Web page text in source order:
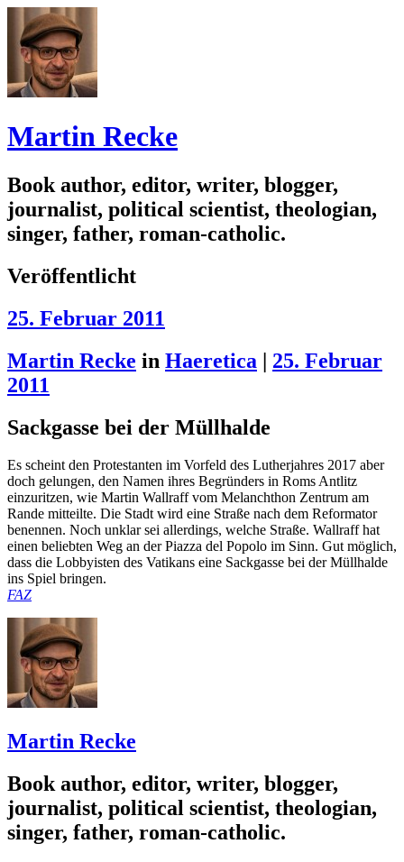
Martin Recke
Book author, editor, writer, blogger,
journalist, political scientist, theologian,
singer, father, roman-catholic.
Veröffentlicht
25. Februar 2011
Martin Recke in Haeretica | 25. Februar
2011
Sackgasse bei der Müllhalde
Es scheint den Protestanten im Vorfeld des Lutherjahres 2017 aber
doch gelungen, den Namen ihres Begründers in Roms Antlitz
einzuritzen, wie Martin Wallraff vom Melanchthon Zentrum am
Rande mitteilte. Die Stadt wird eine Straße nach dem Reformator
benennen. Noch unklar sei allerdings, welche Straße. Wallraff hat
einen beliebten Weg an der Piazza del Popolo im Sinn. Gut möglich,
dass die Lobbyisten des Vatikans eine Sackgasse bei der Müllhalde
ins Spiel bringen.
FAZ
Martin Recke
Book author, editor, writer, blogger,
journalist, political scientist, theologian,
singer, father, roman-catholic.